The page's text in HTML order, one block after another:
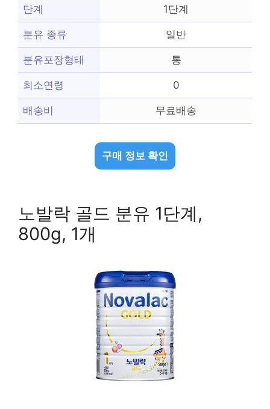
단계 1단계
분유 종류 일반
분유포장형태 통
최소연령 0
배송비 무료배송
구매 정보 확인
노발락 골드 분유 1단계,
800g, 1개